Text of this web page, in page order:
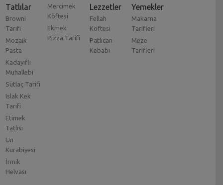
Tatlılar
Browni
Tarifi
Mozaik
Pasta
Kadayıflı
Muhallebi
Sütlaç Tarifi
Islak Kek
Tarifi
Etimek
Tatlısı
Un
Kurabiyesi
İrmik
Helvası
Mercimek
Köftesi
Ekmek
Pizza Tarifi
Lezzetler
Fellah
Köftesi
Patlıcan
Kebabı
Yemekler
Makarna
Tarifleri
Meze
Tarifleri